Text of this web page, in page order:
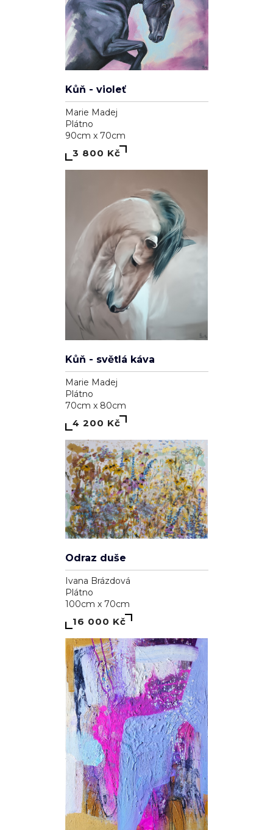
Kůň - violeť
Marie Madej
Plátno
90cm x 70cm
3 800 Kč
Kůň - světlá káva
Marie Madej
Plátno
70cm x 80cm
4 200 Kč
Odraz duše
Ivana Brázdová
Plátno
100cm x 70cm
16 000 Kč